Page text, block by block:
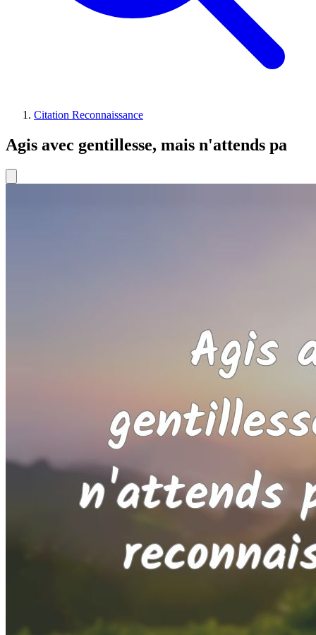
Citation Reconnaissance
Agis avec gentillesse, mais n'attends pa